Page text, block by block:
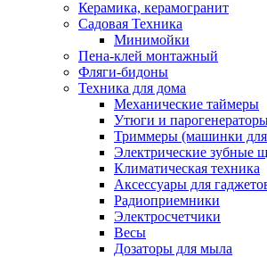
Керамика, керамогранит
Садовая Техника
Минимойки
Пена-клей монтажный
Фляги-бидоны
Техника для дома
Механические таймеры
Утюги и
Триммеры (машинки
Электрические зубные
Климатическая техника
Аксессуары для
Радиоприемники
Электросчетчики
Весы
Дозаторы для мыла